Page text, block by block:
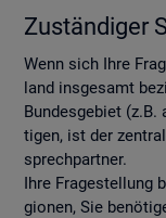
Zu­stän­di­ger
Wenn sich Ihre
land ins­ge­samt
Bun­des­ge­biet
ti­gen, ist der
sprech­part­ner.
Ihre Fra­ge­stel­lung
gio­nen, Sie